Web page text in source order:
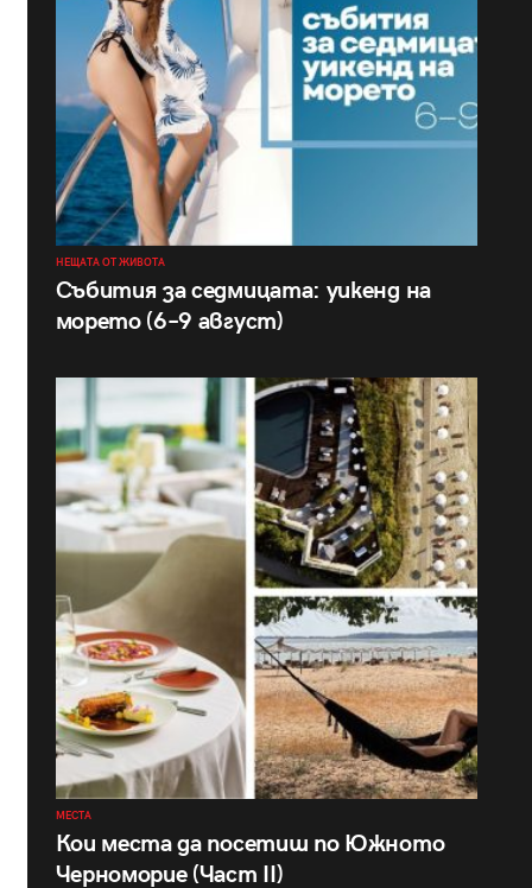
НЕЩАТА ОТ ЖИВОТА
Събития за седмицата: уикенд на
морето (6–9 август)
МЕСТА
Кои места да посетиш по Южното
Черноморие (Част II)